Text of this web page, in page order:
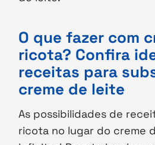
O que fazer com
ricota? Confira
receitas para
creme de leite
As possibilidades de
ricota no lugar do creme